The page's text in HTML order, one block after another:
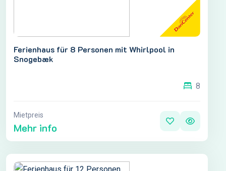
Ferienhaus für 8 Personen mit Whirlpool in
Snogebæk
8
Mietpreis
Mehr info